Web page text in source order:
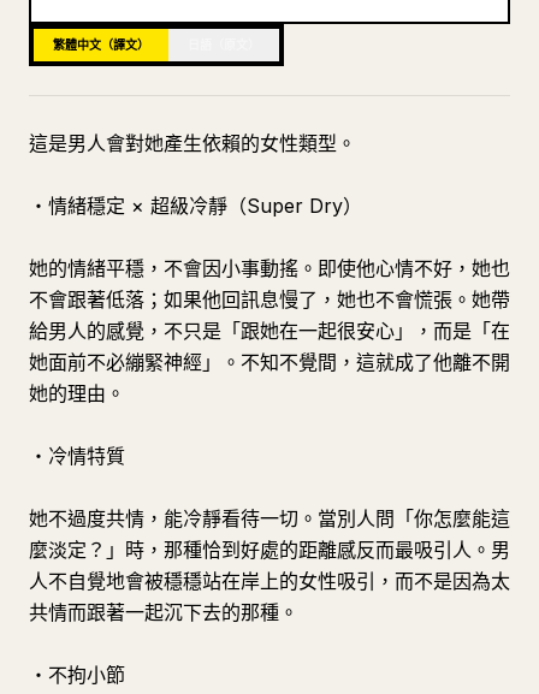
更新繁體中文（譯文）
這是男人會對她產生依賴的女性類型。
・情緒穩定 × 超級冷靜（Super Dry）
她的情緒平穩，不會因小事動搖。即使他心情不好，她也
不會跟著低落；如果他回訊息慢了，她也不會慌張。她帶
給男人的感覺，不只是「跟她在一起很安心」，而是「在
她面前不必繃緊神經」。不知不覺間，這就成了他離不開
她的理由。
・冷情特質
她不過度共情，能冷靜看待一切。當別人問「你怎麼能這
麼淡定？」時，那種恰到好處的距離感反而最吸引人。男
人不自覺地會被穩穩站在岸上的女性吸引，而不是因為太
共情而跟著一起沉下去的那種。
・不拘小節